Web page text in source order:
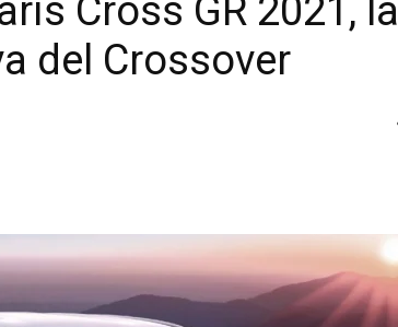
Cross GR 2021, la
del Crossover